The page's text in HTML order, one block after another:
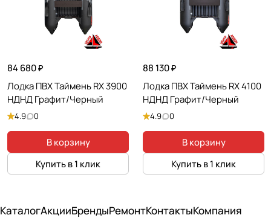
84 680 ₽
Лодка ПВХ Таймень RX 3900
НДНД Графит/Черный
4.9 0
В корзину
Купить в 1 клик
88 130 ₽
Лодка ПВХ Таймень RX 4100
НДНД Графит/Черный
4.9 0
В корзину
Купить в 1 клик
КаталогАкцииБрендыРемонтКонтактыКомпания